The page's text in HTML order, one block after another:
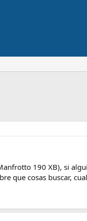
190 XB), si
que cosas buscar,